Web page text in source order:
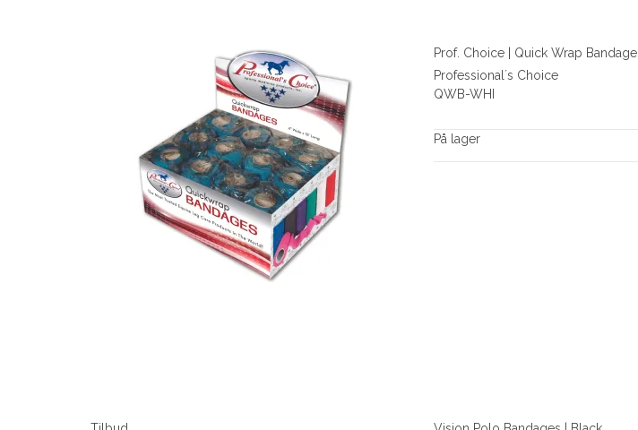
Prof. Choice | Quick Wrap Bandage
Professional´s Choice
QWB-WHI
På lager